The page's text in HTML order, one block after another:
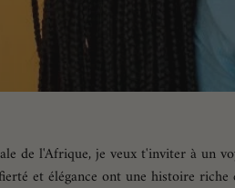
de l'Afrique, je veux t'inviter à un
et élégance ont une histoire